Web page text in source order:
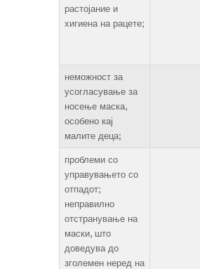
растојание и
хигиена на рацете;
неможност за
усогласување за
носење маска,
особено кај
малите деца;
проблеми со
управувањето со
отпадот;
неправилно
отстранување на
маски, што
доведува до
зголемен неред на